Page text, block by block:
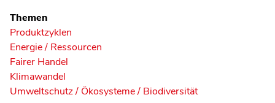
Themen
Produktzyklen
Energie / Ressourcen
Fairer Handel
Klimawandel
Umweltschutz / Ökosysteme / Biodiversität